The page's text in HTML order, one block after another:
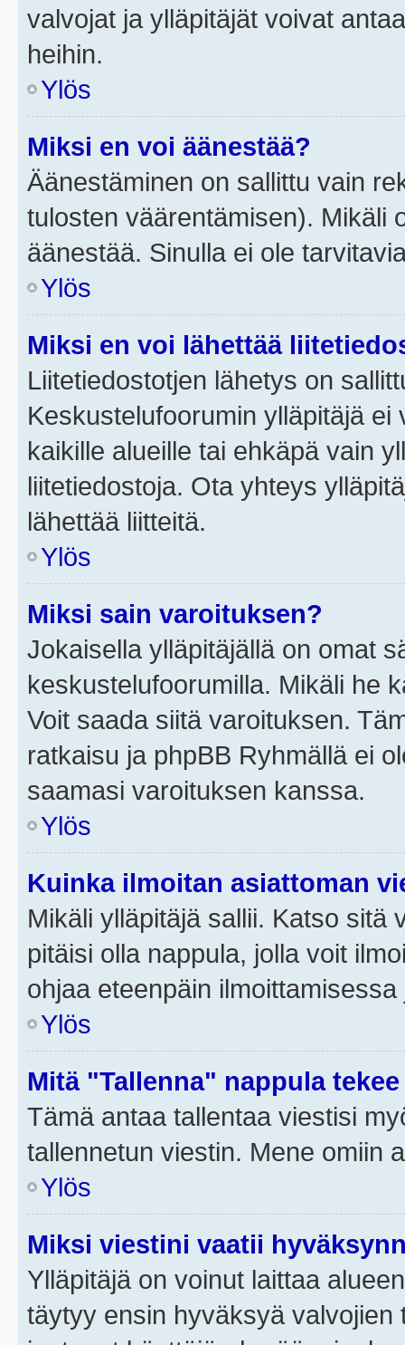
valvojat ja ylläpitäjät voivat
heihin.
Ylös
Miksi en voi äänestää?
Äänestäminen on sallittu vain
tulosten väärentämisen). Mikäli
äänestää. Sinulla ei ole
Ylös
Miksi en voi lähettää
Liitetiedostotjen lähetys on
Keskustelufoorumin ylläpitäjä
kaikille alueille tai ehkäpä vain
liitetiedostoja. Ota yhteys
lähettää liitteitä.
Ylös
Miksi sain varoituksen?
Jokaisella ylläpitäjällä on omat
keskustelufoorumilla. Mikäli he
Voit saada siitä varoituksen.
ratkaisu ja phpBB Ryhmällä ei
saamasi varoituksen kanssa.
Ylös
Kuinka ilmoitan asiattoman
Mikäli ylläpitäjä sallii. Katso sitä
pitäisi olla nappula, jolla voit
ohjaa eteenpäin
Ylös
Mitä "Tallenna" nappula
Tämä antaa tallentaa viestisi
tallennetun viestin. Mene omiin
Ylös
Miksi viestini vaatii
Ylläpitäjä on voinut laittaa
täytyy ensin hyväksyä